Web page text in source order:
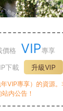
價格 VIP專享
下載
升級VIP
VIP專享）的資源
内公告！